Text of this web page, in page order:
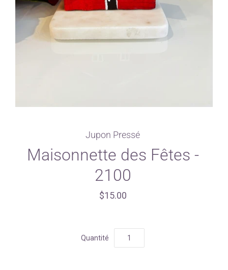
Jupon Pressé
Maisonnette des Fêtes -
2100
$15.00
Quantité